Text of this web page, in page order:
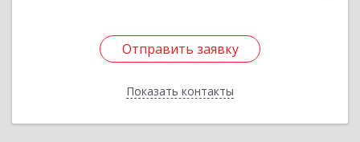
Отправить заявку
Показать контакты
Отправить заявку
Назад